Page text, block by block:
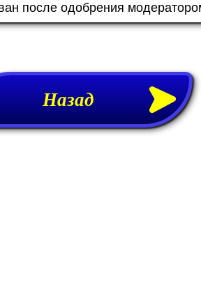
после одобрения
Назад